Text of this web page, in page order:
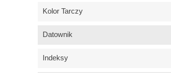
Kolor Tarczy
Datownik
Indeksy